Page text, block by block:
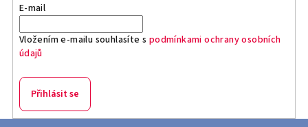
E-mail
Vložením e-mailu souhlasíte s podmínkami ochrany osobních
údajů
Přihlásit se